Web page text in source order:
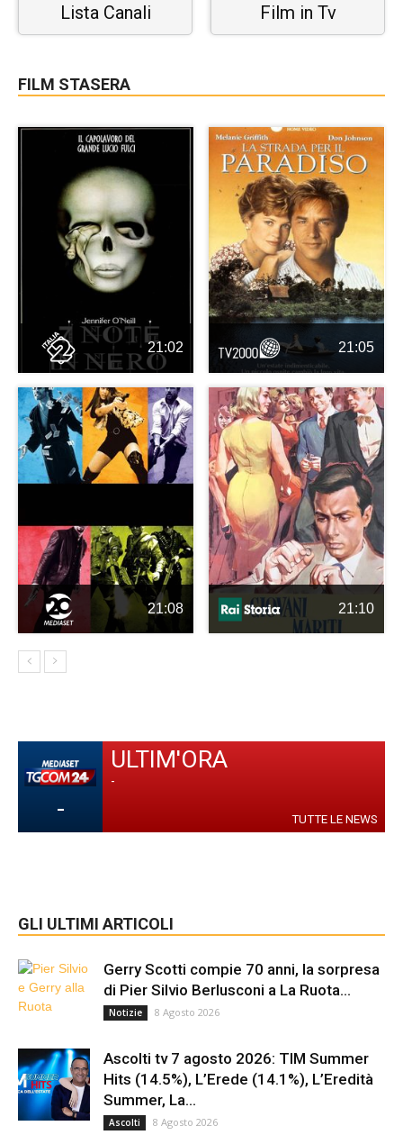
Lista Canali Film in Tv
FILM STASERA
21:02 21:05
21:08 21:10
-
ULTIM'ORA
-
TUTTE LE NEWS
GLI ULTIMI ARTICOLI
Gerry Scotti compie 70 anni, la sorpresa
di Pier Silvio Berlusconi a La Ruota...
Notizie 8 Agosto 2026
Ascolti tv 7 agosto 2026: TIM Summer
Hits (14.5%), L’Erede (14.1%), L’Eredità
Summer, La...
Ascolti 8 Agosto 2026